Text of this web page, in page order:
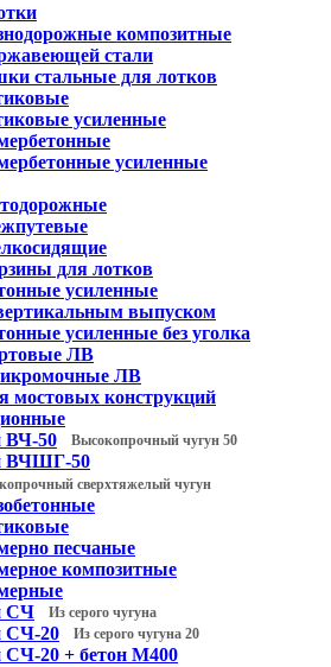
композитные
стали
стальные для лотков
усиленные
усиленные
для лотков
усиленные
выпуском
усиленные без уголка
ЛВ
ЛВ
мостовых конструкций
50
Высокопрочный чугун 50
ВЧШГ-50
сверхтяжелый чугун
песчаные
композитные
СЧ
Из серого чугуна
СЧ-20 Из серого чугуна 20
20 + бетон М400